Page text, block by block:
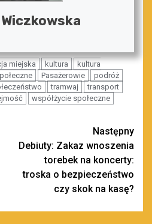
miejska kultura
kultura
Pasażerowie
podróż
tramwaj
transport
współżycie społeczne
Następny
Debiuty: Zakaz wnoszenia
torebek na koncerty:
troska o bezpieczeństwo
czy skok na kasę?